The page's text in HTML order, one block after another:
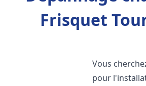
Frisquet
Vous
pour